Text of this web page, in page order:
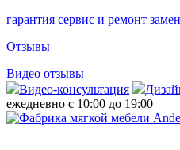
гарантия сервис и ремонт
Отзывы
Видео отзывы
Видео-консультация
ежедневно с 10:00 до 19:00